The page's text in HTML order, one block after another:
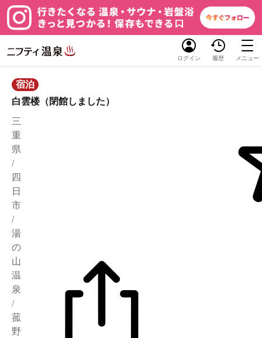
ログイン 履歴 メニュー
宿泊
白雲楼（閉館しました）
三
重
県
/
四
日
市
/
湯
の
山
温
泉
/
菰
野